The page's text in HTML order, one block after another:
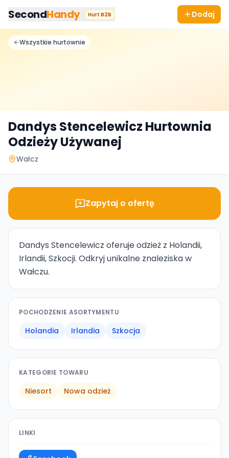
SecondHandy Hurt B2B Dodaj
Wszystkie hurtownie
Dandys Stencelewicz Hurtownia
Odzieży Używanej
Wałcz
Zapytaj o ofertę
Dandys Stencelewicz oferuje odzież z Holandii,
Irlandii, Szkocji. Odkryj unikalne znaleziska w
Wałczu.
POCHODZENIE ASORTYMENTU
Holandia Irlandia Szkocja
KATEGORIE TOWARU
Niesort Nowa odzież
LINKI